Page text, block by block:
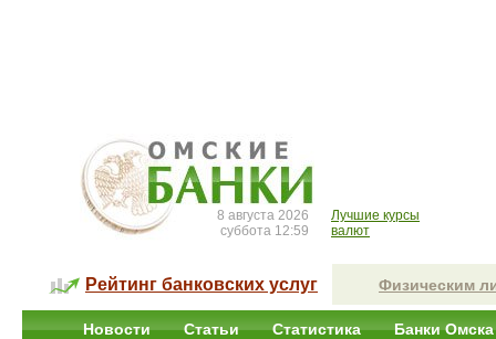
8 августа 2026
суббота 12:59
Лучшие курсы
валют
Рейтинг банковских услуг Физическим
Новости Статьи Статистика Банки Омска